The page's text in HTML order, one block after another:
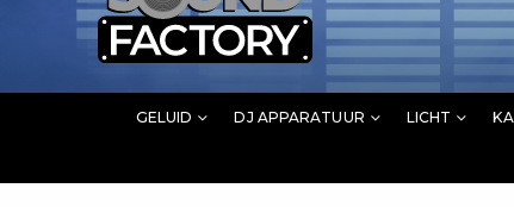
GELUID DJ APPARATUUR LICHT